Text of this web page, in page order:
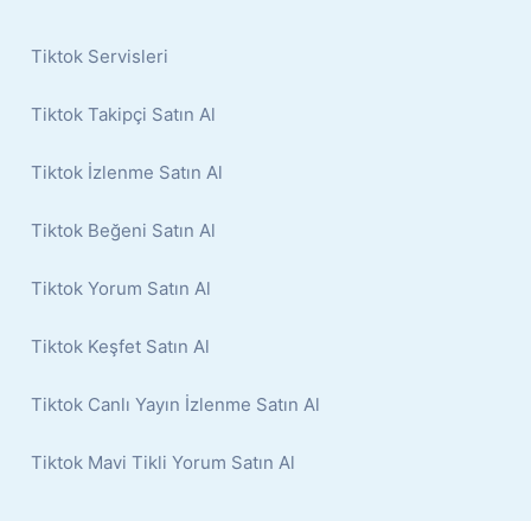
Tiktok Servisleri
Tiktok Takipçi Satın Al
Tiktok İzlenme Satın Al
Tiktok Beğeni Satın Al
Tiktok Yorum Satın Al
Tiktok Keşfet Satın Al
Tiktok Canlı Yayın İzlenme Satın Al
Tiktok Mavi Tikli Yorum Satın Al